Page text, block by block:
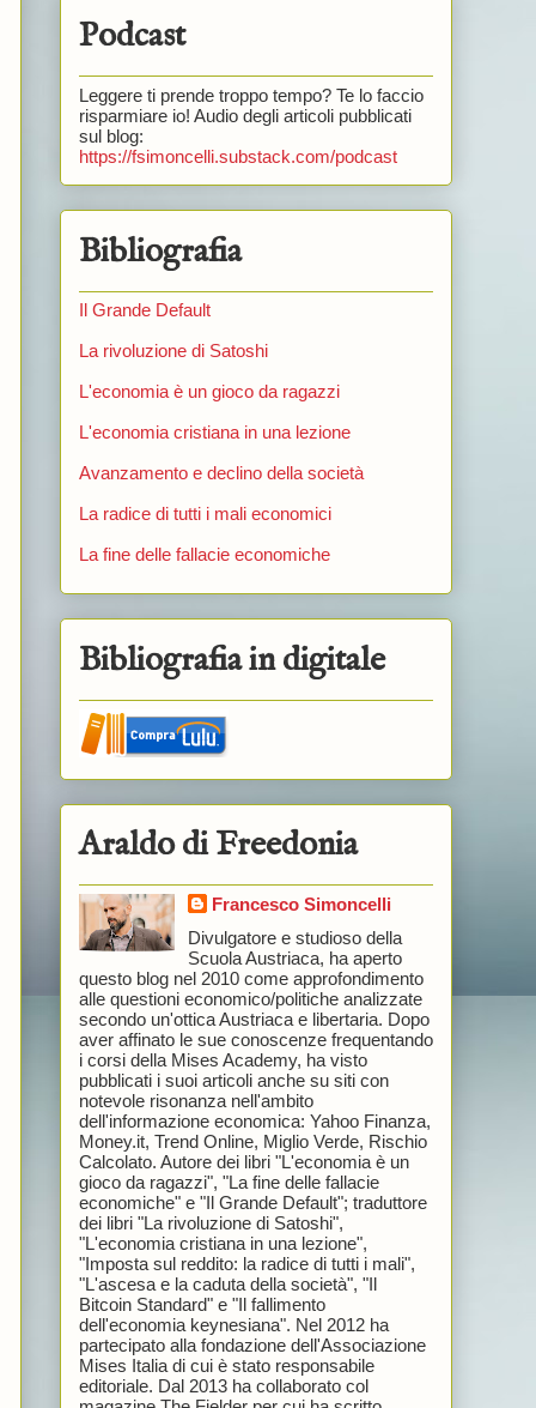
Podcast
Leggere ti prende troppo tempo? Te lo faccio
risparmiare io! Audio degli articoli pubblicati
sul blog:
https://fsimoncelli.substack.com/podcast
Bibliografia
Il Grande Default
La rivoluzione di Satoshi
L'economia è un gioco da ragazzi
L'economia cristiana in una lezione
Avanzamento e declino della società
La radice di tutti i mali economici
La fine delle fallacie economiche
Bibliografia in digitale
Araldo di Freedonia
Francesco Simoncelli
Divulgatore e studioso della
Scuola Austriaca, ha aperto
questo blog nel 2010 come approfondimento
alle questioni economico/politiche analizzate
secondo un'ottica Austriaca e libertaria. Dopo
aver affinato le sue conoscenze frequentando
i corsi della Mises Academy, ha visto
pubblicati i suoi articoli anche su siti con
notevole risonanza nell'ambito
dell'informazione economica: Yahoo Finanza,
Money.it, Trend Online, Miglio Verde, Rischio
Calcolato. Autore dei libri "L'economia è un
gioco da ragazzi", "La fine delle fallacie
economiche" e "Il Grande Default"; traduttore
dei libri "La rivoluzione di Satoshi",
"L'economia cristiana in una lezione",
"Imposta sul reddito: la radice di tutti i mali",
"L'ascesa e la caduta della società", "Il
Bitcoin Standard" e "Il fallimento
dell'economia keynesiana". Nel 2012 ha
partecipato alla fondazione dell'Associazione
Mises Italia di cui è stato responsabile
editoriale. Dal 2013 ha collaborato col